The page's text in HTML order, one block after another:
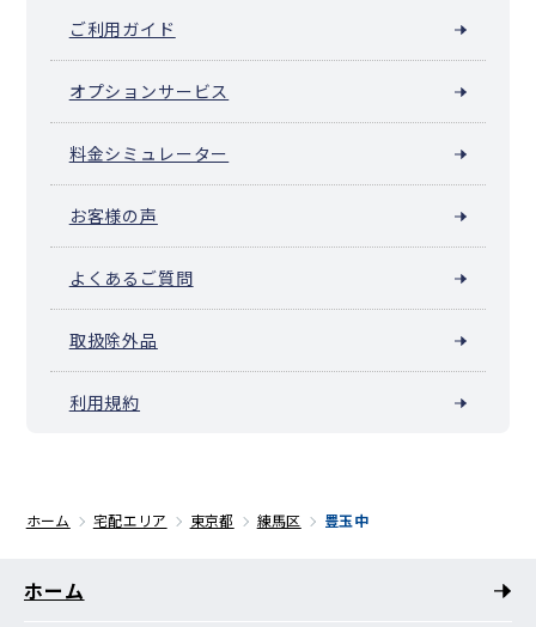
ご利用ガイド
オプションサービス
料金シミュレーター
お客様の声
よくあるご質問
取扱除外品
利用規約
ホーム 宅配エリア 東京都 練馬区 豊玉中
ホーム